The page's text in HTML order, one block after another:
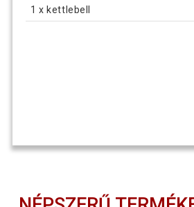
1 x kettlebell